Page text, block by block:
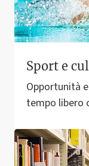
Sport e
Opportunità
tempo libero